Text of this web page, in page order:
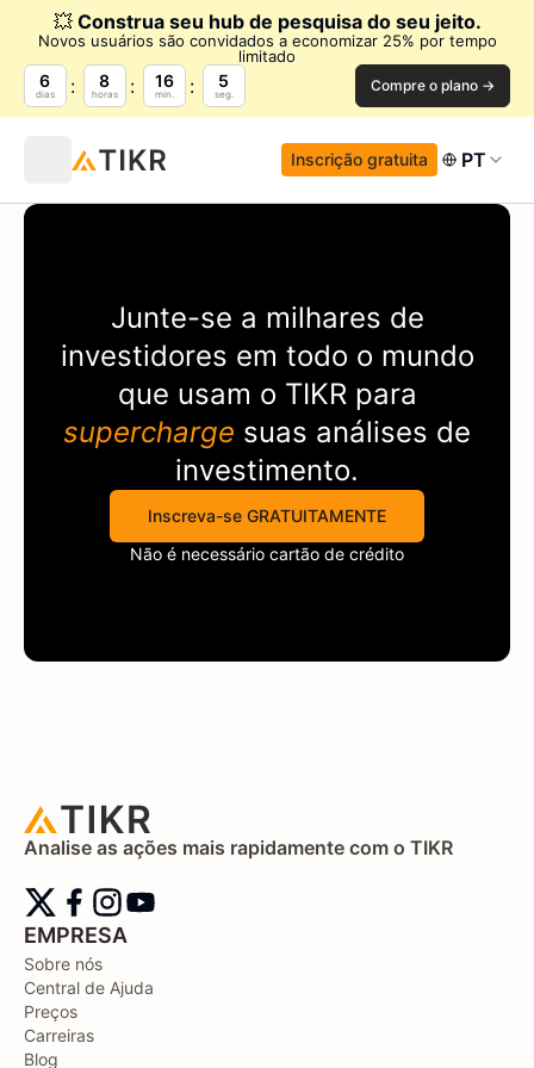
💥 Construa seu hub de pesquisa do seu jeito.
Novos usuários são convidados a economizar 25% por tempo
limitado
6
dias
8
horas
16
min.
5
seg. Compre o plano →
Inscrição gratuita PT
Junte-se a milhares de
investidores em todo o mundo
que usam o TIKRpara
supercharge suas análises de
investimento.
Inscreva-se GRATUITAMENTE
Não é necessário cartão de crédito
Analise as ações mais rapidamente com o TIKR
EMPRESA
Sobre nós
Central de Ajuda
Preços
Carreiras
Blog